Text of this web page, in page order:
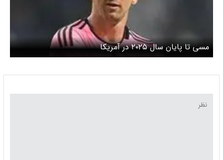
مسی تا پایان سال ۲۰۲۵ در آمریکا